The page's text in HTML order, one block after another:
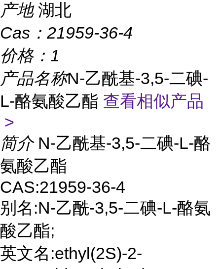
产地 湖北
Cas： 21959-36-4
价格： 1
产品名称N-乙酰基-3,5-二碘-
L-酪氨酸乙酯 查看相似产品
>
简介 N-乙酰基-3,5-二碘-L-酪
氨酸乙酯
CAS:21959-36-4
别名:N-乙酰-3,5-二碘-L-酪氨
酸乙酯;
英文名:ethyl(2S)-2-